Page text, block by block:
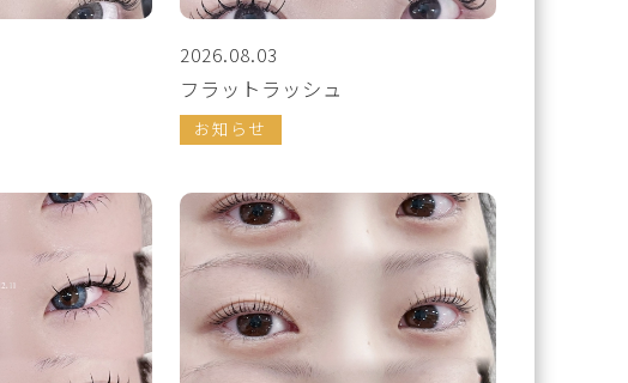
2026.08.03
フラットラッシュ
お知らせ